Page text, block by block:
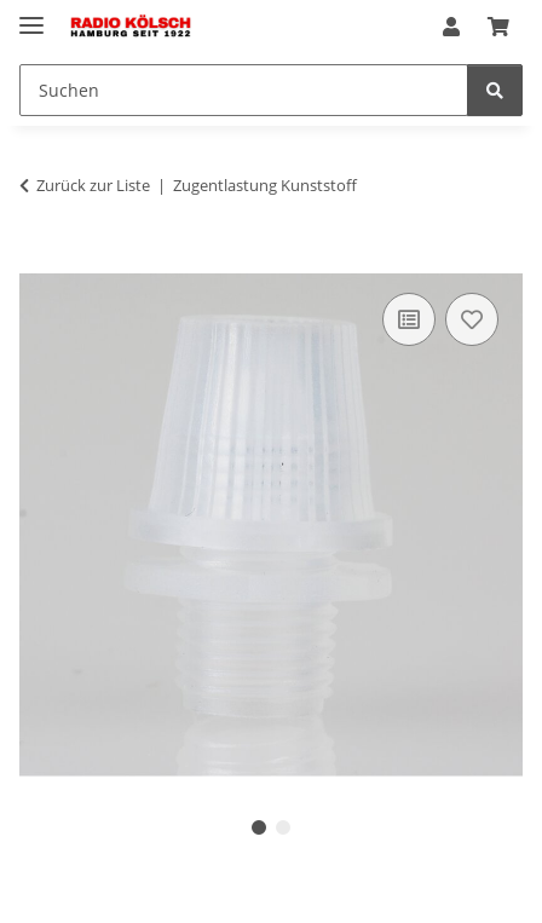
Zurück zur Liste Zugentlastung Kunststoff